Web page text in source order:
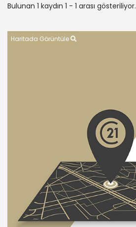
Bulunan 1 kaydın 1 - 1 arası gösteriliyor.
Haritada Görüntüle